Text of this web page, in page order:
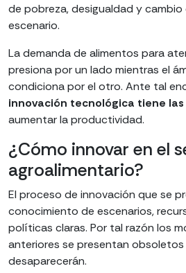
de pobreza, desigualdad y
escenario.
La demanda de alimentos para
presiona por un lado mientras el
condiciona por el otro. Ante tal
innovación tecnológica tiene
aumentar la productividad.
¿Cómo innovar en el
agroalimentario?
El proceso de innovación que se
conocimiento de escenarios,
políticas claras. Por tal razón los
anteriores se presentan obsoletos
desaparecerán.